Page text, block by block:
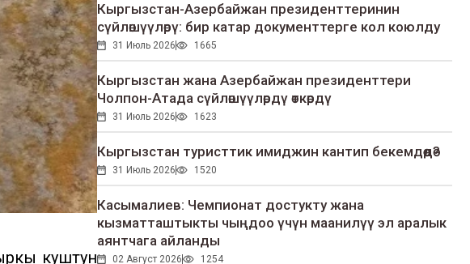
куштун
Кыргызстан-Азербайжан президенттеринин
сүйлөшүүлөрү: бир катар документтерге кол коюлду
31 Июль 2026 1665
Кыргызстан жана Азербайжан президенттери
Чолпон-Атада сүйлөшүүлөрдү өткөрдү
31 Июль 2026 1623
Кыргызстан туристтик имиджин кантип бекемдөөдө?
31 Июль 2026 1520
Касымалиев: Чемпионат достукту жана
кызматташтыкты чыңдоо үчүн маанилүү эл аралык
аянтчага айланды
02 Август 2026 1254